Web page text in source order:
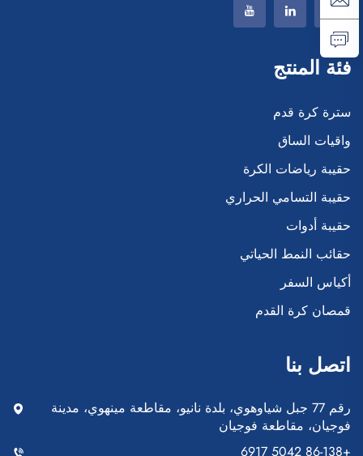
فئة المنتج
سترة كرة قدم
واقيات الساق
حقيبة رياضات الكرة
حقيبة التسامي الحراري
حقيبة أدوات
حقائب النمط الحياتي
أكياس السفر
قمصان كرة القدم
اتصل بنا
رقم 77 جبل شياوهوي، بلدة نانيو، مقاطعة مينهوي، مدينة
فوجيان، مقاطعة فوجيان
+86-138 5042 6917